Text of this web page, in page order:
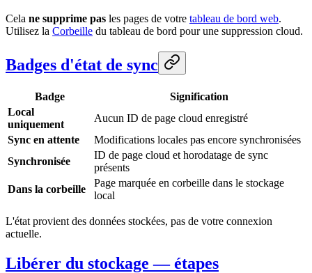
Cela ne supprime pas les pages de votre tableau de bord web.
Utilisez la Corbeille du tableau de bord pour une suppression cloud.
Badges d'état de sync
Badge
Signification
Local
uniquement
Aucun ID de page cloud enregistré
Sync en attente
Modifications locales pas encore synchronisées
Synchronisée
ID de page cloud et horodatage de sync
présents
Dans la corbeille
Page marquée en corbeille dans le stockage
local
L'état provient des données stockées, pas de votre connexion
actuelle.
Libérer du stockage — étapes